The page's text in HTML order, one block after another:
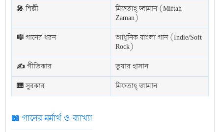
🎤 শিল্পী
মিফতাহ্ জামান (Miftah
Zaman)
🎼 গানের ধরন
আধুনিক বাংলা গান (Indie/Soft
Rock)
✍️ গীতিকার
তুষার হাসান
🎹 সুরকার
মিফতাহ্ জামান
📖 গানের মর্মার্থ ও ব্যাখ্যা